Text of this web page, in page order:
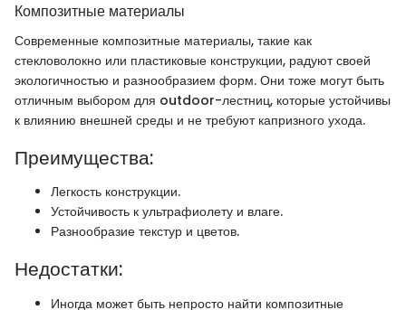
Композитные материалы
Современные композитные материалы, такие как
стекловолокно или пластиковые конструкции, радуют своей
экологичностью и разнообразием форм. Они тоже могут быть
отличным выбором для outdoor-лестниц, которые устойчивы
к влиянию внешней среды и не требуют капризного ухода.
Преимущества:
Легкость конструкции.
Устойчивость к ультрафиолету и влаге.
Разнообразие текстур и цветов.
Недостатки:
Иногда может быть непросто найти композитные